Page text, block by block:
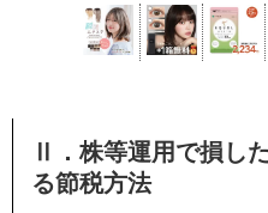
Ⅱ．株等運用で損し
る節税方法